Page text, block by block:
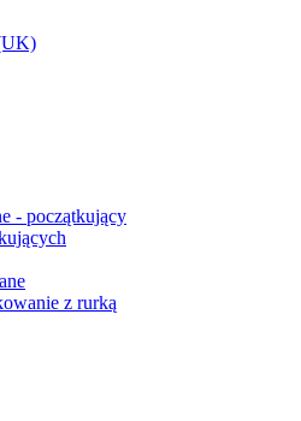
- początkujący
z rurką